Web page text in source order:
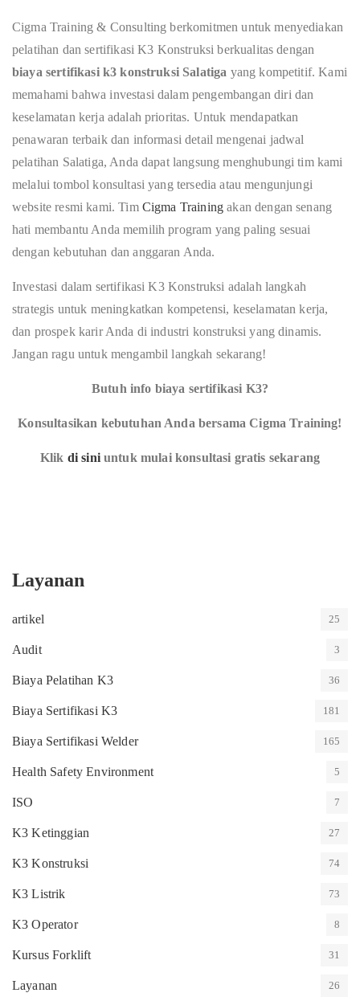
Cigma Training & Consulting berkomitmen untuk menyediakan
pelatihan dan sertifikasi K3 Konstruksi berkualitas dengan
biaya sertifikasi k3 konstruksi Salatiga yang kompetitif. Kami
memahami bahwa investasi dalam pengembangan diri dan
keselamatan kerja adalah prioritas. Untuk mendapatkan
penawaran terbaik dan informasi detail mengenai jadwal
pelatihan Salatiga, Anda dapat langsung menghubungi tim kami
melalui tombol konsultasi yang tersedia atau mengunjungi
website resmi kami. Tim Cigma Training akan dengan senang
hati membantu Anda memilih program yang paling sesuai
dengan kebutuhan dan anggaran Anda.
Investasi dalam sertifikasi K3 Konstruksi adalah langkah
strategis untuk meningkatkan kompetensi, keselamatan kerja,
dan prospek karir Anda di industri konstruksi yang dinamis.
Jangan ragu untuk mengambil langkah sekarang!
Butuh info biaya sertifikasi K3?
Konsultasikan kebutuhan Anda bersama Cigma Training!
Klik di siniuntuk mulai konsultasi gratis sekarang
Layanan
artikel 25
Audit 3
Biaya Pelatihan K3 36
Biaya Sertifikasi K3 181
Biaya Sertifikasi Welder 165
Health Safety Environment 5
ISO 7
K3 Ketinggian 27
K3 Konstruksi 74
K3 Listrik 73
K3 Operator 8
Kursus Forklift 31
Layanan 26